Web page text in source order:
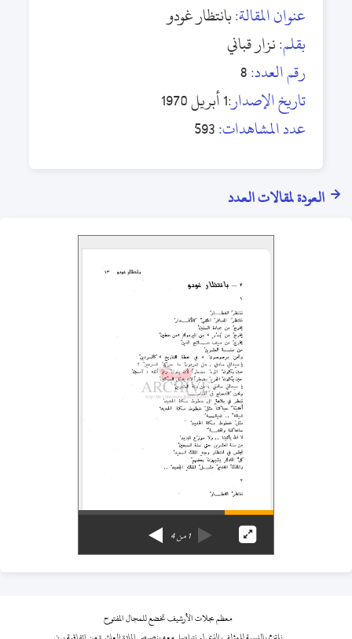
عنوان المقالة:بانتظار غودو
بقلم:نزار قباني
رقم العدد:8
تاريخ الإصدار:1 أبريل 1970
عدد المشاهدات:593
العودة لمقالات العدد
1من4
معظم مجلات الأرشيف تخضع للمجال المفتوح